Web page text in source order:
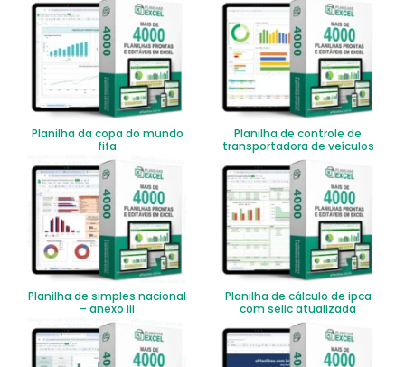
Planilha da copa do mundo
fifa
Planilha de controle de
transportadora de veículos
Planilha de simples nacional
– anexo iii
Planilha de cálculo de ipca
com selic atualizada